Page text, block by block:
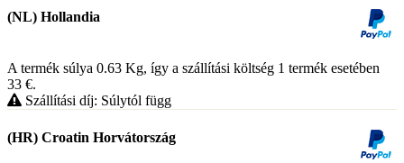
(NL) Hollandia
A termék súlya 0.63 Kg, így a szállítási költség 1 termék esetében
33 €.
Szállítási díj: Súlytól függ
(HR) Croatin Horvátország